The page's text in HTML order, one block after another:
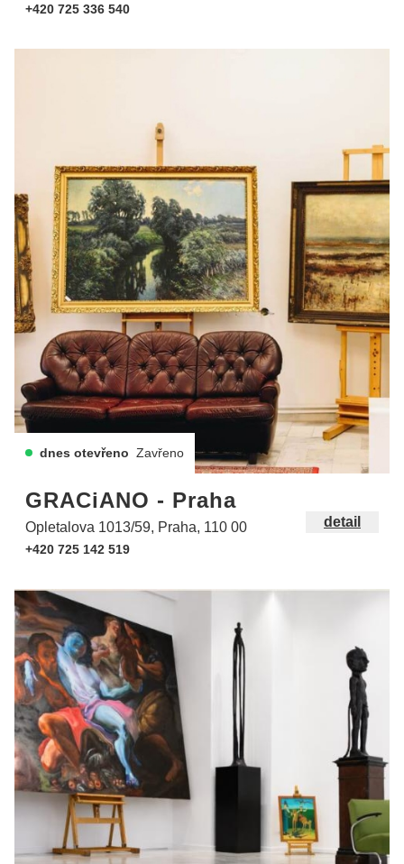
+420 725 336 540
dnes otevřeno Zavřeno
GRACiANO - Praha
Opletalova 1013/59, Praha, 110 00
+420 725 142 519
detail